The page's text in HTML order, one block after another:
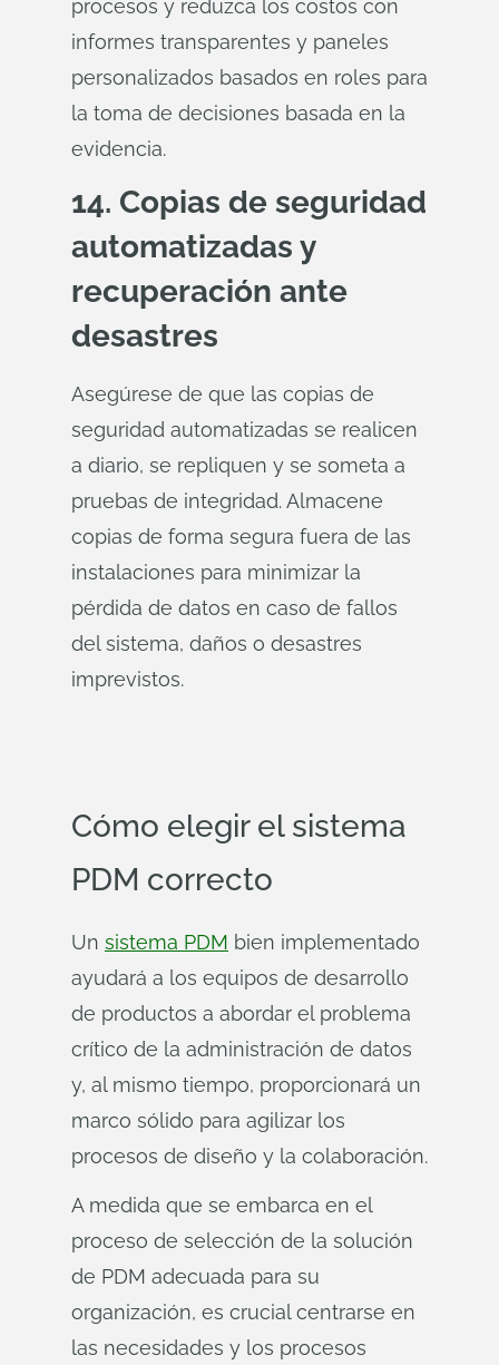
procesos y reduzca los costos con
informes transparentes y paneles
personalizados basados en roles para
la toma de decisiones basada en la
evidencia.
14. Copias de seguridad
automatizadas y
recuperación ante
desastres
Asegúrese de que las copias de
seguridad automatizadas se realicen
a diario, se repliquen y se someta a
pruebas de integridad. Almacene
copias de forma segura fuera de las
instalaciones para minimizar la
pérdida de datos en caso de fallos
del sistema, daños o desastres
imprevistos.
Cómo elegir el sistema
PDM correcto
Un sistema PDM bien implementado
ayudará a los equipos de desarrollo
de productos a abordar el problema
crítico de la administración de datos
y, al mismo tiempo, proporcionará un
marco sólido para agilizar los
procesos de diseño y la colaboración.
A medida que se embarca en el
proceso de selección de la solución
de PDM adecuada para su
organización, es crucial centrarse en
las necesidades y los procesos